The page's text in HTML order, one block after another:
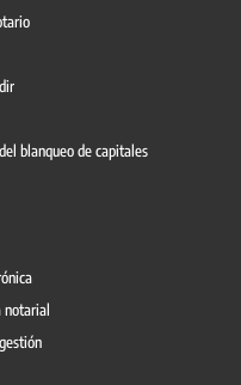
blanqueo de capitales
notarial